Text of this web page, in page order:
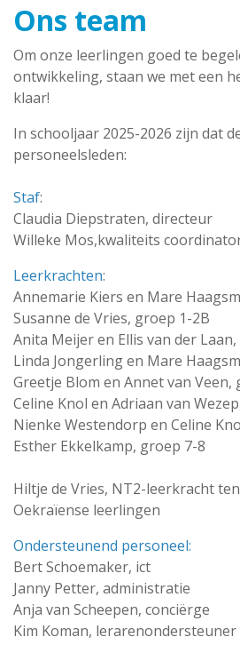
Ons team
Om onze leerlingen goed te
ontwikkeling, staan we met een
klaar!
In schooljaar 2025-2026 zijn dat
personeelsleden:
Staf:
Claudia Diepstraten, directeur
Willeke Mos,kwaliteits
Leerkrachten:
Annemarie Kiers en Mare
Susanne de Vries, groep 1-2B
Anita Meijer en Ellis van der
Linda Jongerling en Mare
Greetje Blom en Annet van Veen,
Celine Knol en Adriaan van
Nienke Westendorp en Celine
Esther Ekkelkamp, groep 7-8
Hiltje de Vries, NT2-leerkracht
Oekraïense leerlingen
Ondersteunend personeel:
Bert Schoemaker, ict
Janny Petter, administratie
Anja van Scheepen, conciërge
Kim Koman, lerarenondersteuner